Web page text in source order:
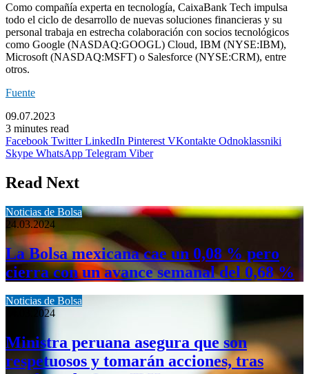
Como compañía experta en tecnología, CaixaBank Tech impulsa
todo el ciclo de desarrollo de nuevas soluciones financieras y su
personal trabaja en estrecha colaboración con socios tecnológicos
como Google (NASDAQ:GOOGL) Cloud, IBM (NYSE:IBM),
Microsoft (NASDAQ:MSFT) o Salesforce (NYSE:CRM), entre
otros.
Fuente
09.07.2023
3 minutes read
Facebook Twitter LinkedIn Pinterest VKontakte Odnoklassniki
Skype WhatsApp Telegram Viber
Read Next
Noticias de Bolsa
24.03.2024
La Bolsa mexicana cae un 0,08 % pero
cierra con un avance semanal del 0,68 %
Noticias de Bolsa
24.03.2024
Ministra peruana asegura que son
respetuosos y tomarán acciones, tras